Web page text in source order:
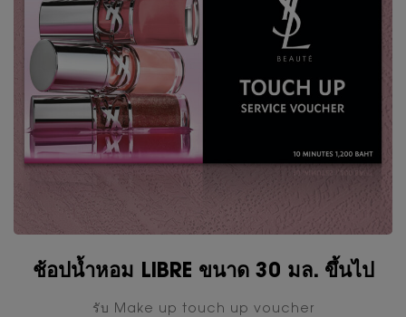
ช้อปน้ำหอม LIBRE ขนาด 30 มล. ขึ้นไป
รับ Make up touch up voucher